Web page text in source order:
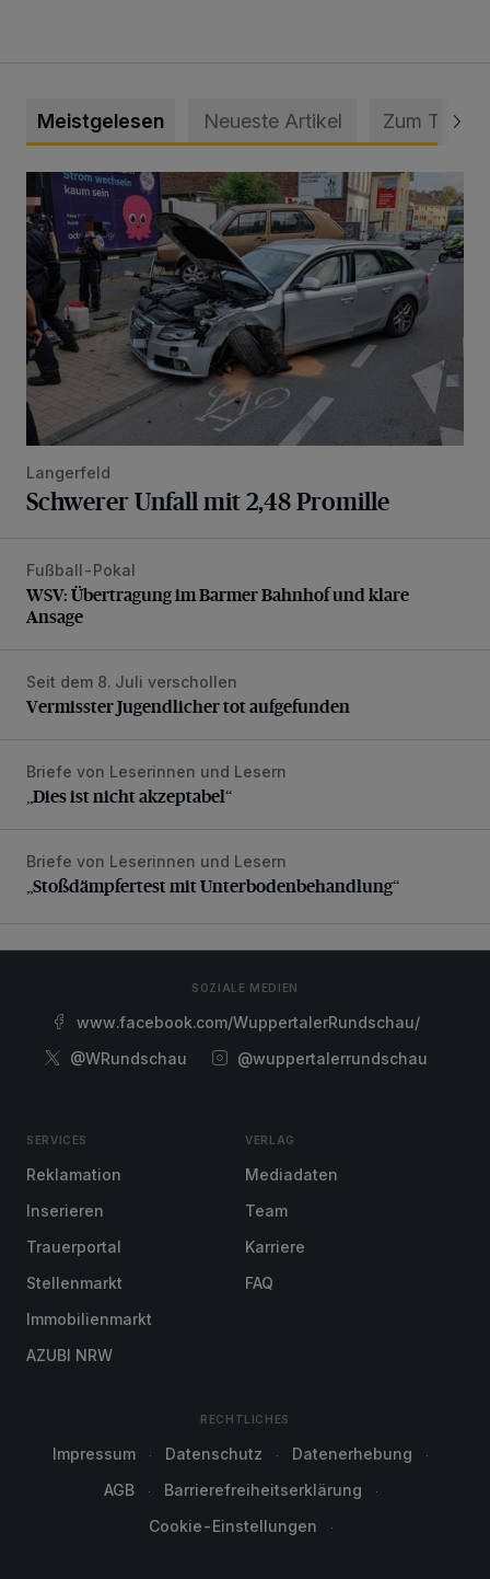
Meistgelesen Neueste Artikel Zum Thema
Schwerer Unfall mit 2,48 Promille
Langerfeld
Schwerer Unfall mit 2,48 Promille
WSV: Übertragung im Barmer Bahnhof und klare Ansage
Fußball-Pokal
WSV: Übertragung im Barmer Bahnhof und klare
Ansage
Vermisster Jugendlicher tot aufgefunden
Seit dem 8. Juli verschollen
Vermisster Jugendlicher tot aufgefunden
„Dies ist nicht akzeptabel“
Briefe von Leserinnen und Lesern
„Dies ist nicht akzeptabel“
„Stoßdämpfertest mit Unterbodenbehandlung“
Briefe von Leserinnen und Lesern
„Stoßdämpfertest mit Unterbodenbehandlung“
SOZIALE MEDIEN
www.facebook.com/WuppertalerRundschau/
@WRundschau
@wuppertalerrundschau
SERVICES
Reklamation
Inserieren
Trauerportal
Stellenmarkt
Immobilienmarkt
AZUBI NRW
VERLAG
Mediadaten
Team
Karriere
FAQ
RECHTLICHES
Impressum Datenschutz
Datenerhebung
AGB
Barrierefreiheitserklärung
Cookie-Einstellungen